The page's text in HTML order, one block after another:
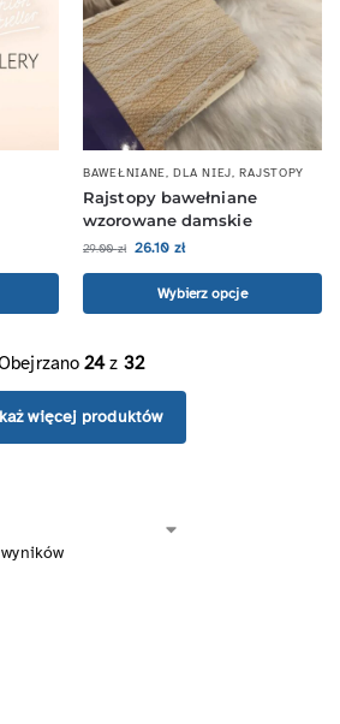
BAWEŁNIANE,DLA NIEJ,RAJSTOPY
Rajstopy bawełniane
wzorowane damskie
29.00zł 26.10 zł
Wybierz opcje
24z 32
więcej produktów